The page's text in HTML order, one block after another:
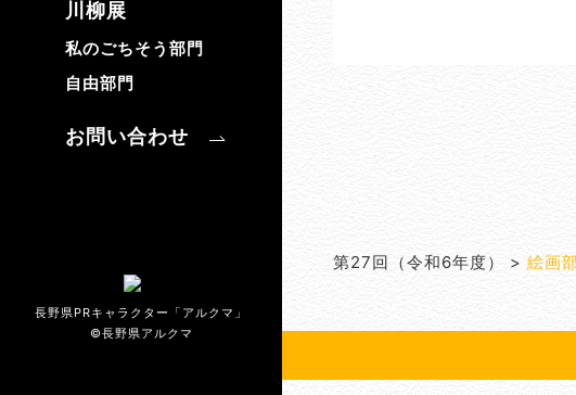
川柳展
私のごちそう部門
自由部門
お問い合わせ
長野県PRキャラクター「アルクマ」
©長野県アルクマ
第27回（令和6年度） > 絵画